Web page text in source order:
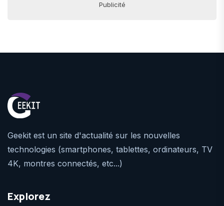
Publicité
Geekit est un site d'actualité sur les nouvelles
technologies (smartphones, tablettes, ordinateurs, TV
4K, montres connectés, etc...)
Explorez